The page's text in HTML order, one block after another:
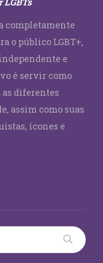
completamente
o público LGBT+,
e
é servir como
diferentes
assim como suas
ícones e